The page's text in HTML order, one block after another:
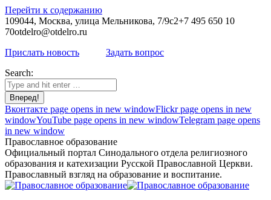
Перейти к содержанию
109044, Москва, улица Мельникова, 7/9с2+7 495 650 10
70otdelro@otdelro.ru
Прислать новость
Задать вопрос
Search:
Вконтакте page opens in new windowFlickr page opens in new
windowYouTube page opens in new windowTelegram page opens
in new window
Православное образование
Официальный портал Синодального отдела религиозного
образования и катехизации Русской Православной Церкви.
Православный взгляд на образование и воспитание.